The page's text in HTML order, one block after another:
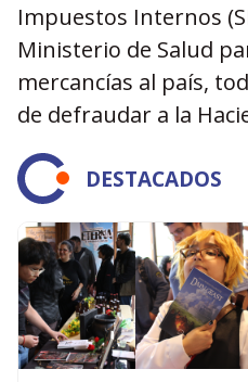
Impuestos Internos
Ministerio de Salud
mercancías al país,
de defraudar a la
DESTACADOS